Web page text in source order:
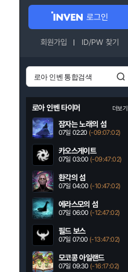
로그인
회원가입 ID/PW 찾기
로아 인벤 타이머 더보기
잠자는 노래의 섬
07일 02:20 (-09:07:01)
카오스게이트
07일 03:00 (-09:47:01)
환각의 섬
07일 04:00 (-10:47:01)
에라스모의 섬
07일 06:00 (-12:47:01)
필드 보스
07일 07:00 (-13:47:01)
모코콩 아일랜드
07일 09:30 (-16:17:01)